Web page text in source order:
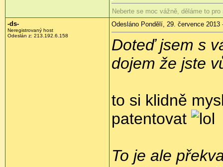
Neberte se moc vážně, děláme to pro
-ds-
Neregistrovaný host
Odeslán z: 213.192.6.158
Odesláno Pondělí, 29. července 2013
Doteď jsem s
dojem že jste
to si klidně
patentovat
To je ale